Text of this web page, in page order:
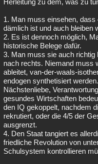
Herleitung zu dem, was zu
1. Man muss einsehen,
dämlich ist und auch bleiben
2. Es ist dennoch möglich,
historische Belege dafür.
3. Man muss sie auch richtig
nach rechts. Niemand muss
ableitet, van-der-waals-
endogen synthetisiert
Nächstenliebe,
gesundes Wirtschaften
den IQ gekoppelt, nachdem
rekrutiert, oder die 4/5 der
ausgrenzt.
4. Den Staat tangiert es
friedliche Revolution von
Schulsystem kontrollieren